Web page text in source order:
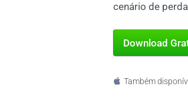
cenário de
Download
Também